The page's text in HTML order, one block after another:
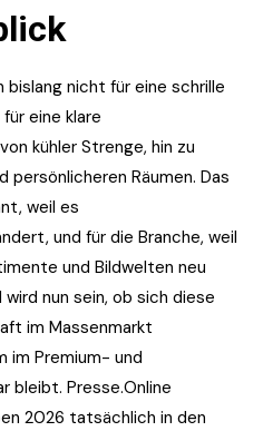
nicht für eine schrille
eine klare
kühler Strenge, hin zu
persönlicheren Räumen. Das
weil es
und für die Branche, weil
und Bildwelten neu
nun sein, ob sich diese
im Massenmarkt
im Premium- und
bleibt. Presse.Online
2026 tatsächlich in den